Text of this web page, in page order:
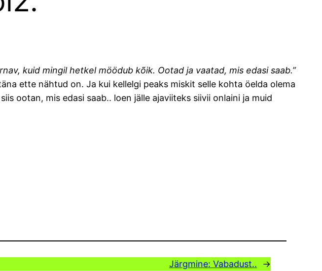
kuid mingil hetkel möödub kõik. Ootad ja vaatad, mis edasi saab.”
ette nähtud on. Ja kui kellelgi peaks miskit selle kohta öelda olema
ootan, mis edasi saab.. loen jälle ajaviiteks siivii onlaini ja muid
Järgmine: Vabadust.. →